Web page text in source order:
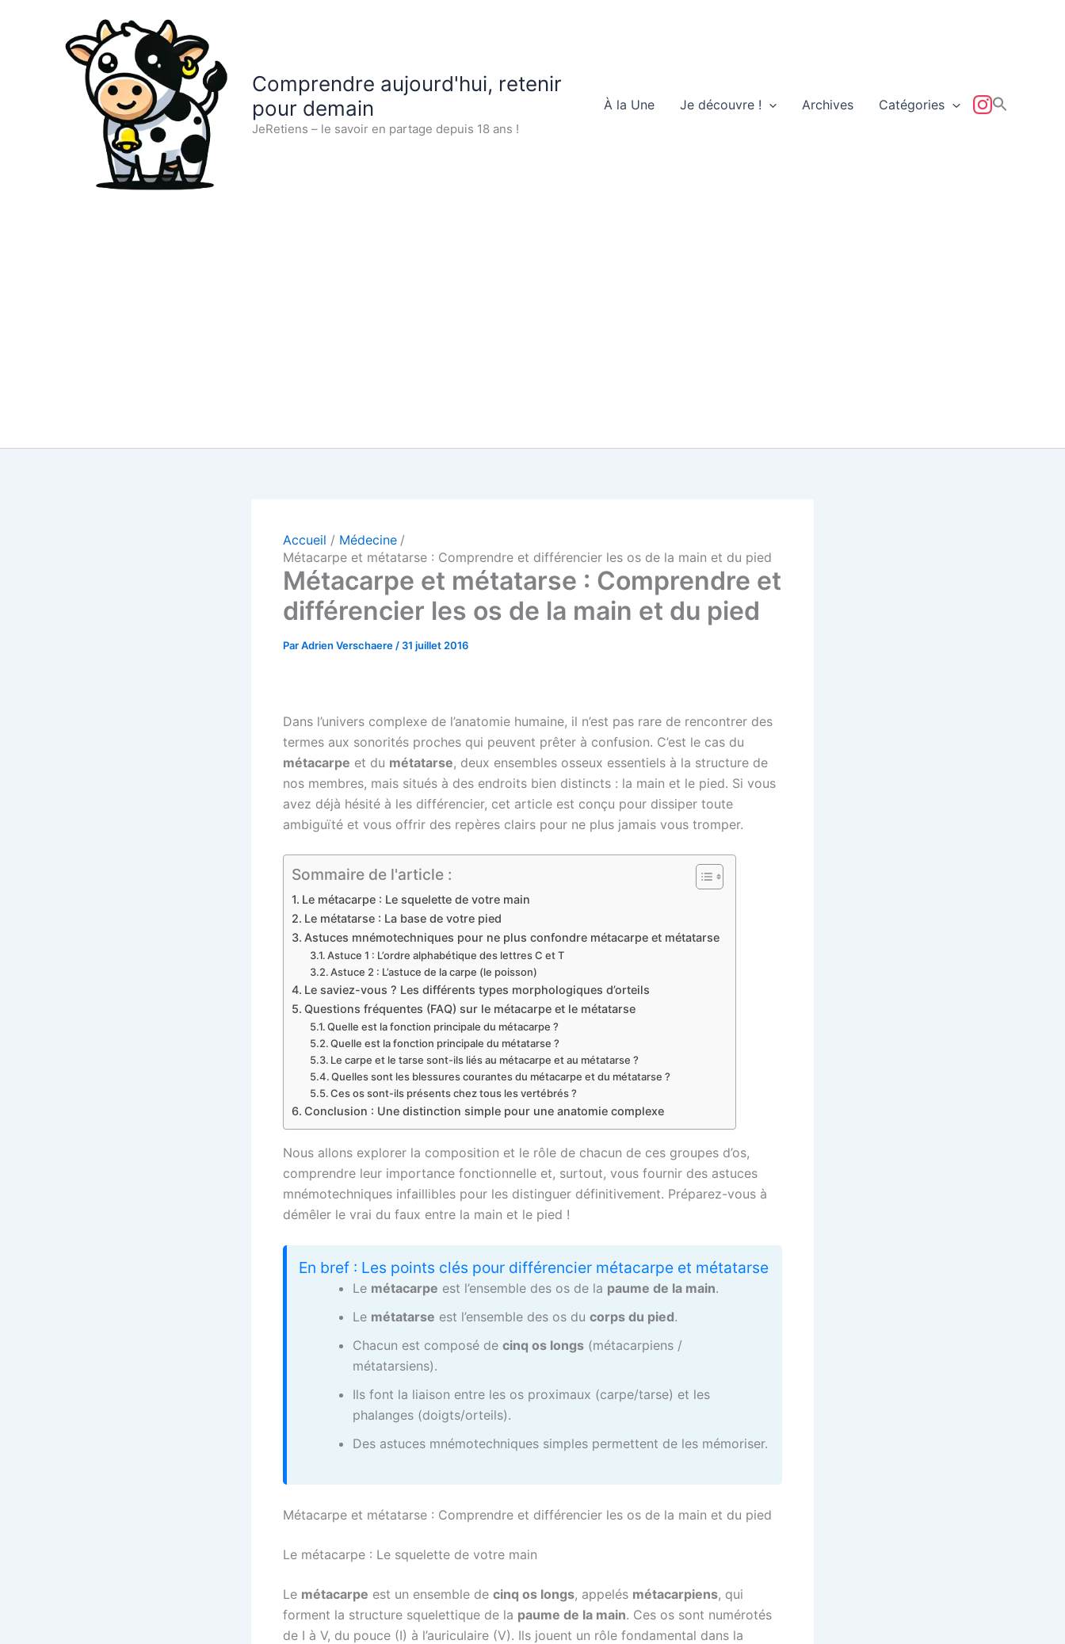
Comprendre aujourd'hui, retenir
pour demain
JeRetiens – le savoir en partage depuis 18 ans !
À la Une Je découvre ! Archives Catégories
Accueil
Médecine
Métacarpe et métatarse : Comprendre et différencier les os de la main et du pied
Métacarpe et métatarse : Comprendre et
différencier les os de la main et du pied
ParAdrien Verschaere / 31 juillet 2016
Dans l’univers complexe de l’anatomie humaine, il n’est pas rare de rencontrer des
termes aux sonorités proches qui peuvent prêter à confusion. C’est le cas du
métacarpe et du métatarse, deux ensembles osseux essentiels à la structure de
nos membres, mais situés à des endroits bien distincts : la main et le pied. Si vous
avez déjà hésité à les différencier, cet article est conçu pour dissiper toute
ambiguïté et vous offrir des repères clairs pour ne plus jamais vous tromper.
Sommaire de l'article :
Le métacarpe : Le squelette de votre main
Le métatarse : La base de votre pied
Astuces mnémotechniques pour ne plus confondre métacarpe et métatarse
Astuce 1 : L’ordre alphabétique des lettres C et T
Astuce 2 : L’astuce de la carpe (le poisson)
Le saviez-vous ? Les différents types morphologiques d’orteils
Questions fréquentes (FAQ) sur le métacarpe et le métatarse
Quelle est la fonction principale du métacarpe ?
Quelle est la fonction principale du métatarse ?
Le carpe et le tarse sont-ils liés au métacarpe et au métatarse ?
Quelles sont les blessures courantes du métacarpe et du métatarse ?
Ces os sont-ils présents chez tous les vertébrés ?
Conclusion : Une distinction simple pour une anatomie complexe
Nous allons explorer la composition et le rôle de chacun de ces groupes d’os,
comprendre leur importance fonctionnelle et, surtout, vous fournir des astuces
mnémotechniques infaillibles pour les distinguer définitivement. Préparez-vous à
démêler le vrai du faux entre la main et le pied !
En bref : Les points clés pour différencier métacarpe et métatarse
Le métacarpe est l’ensemble des os de la paume de la main.
Le métatarse est l’ensemble des os du corps du pied.
Chacun est composé de cinq os longs (métacarpiens /
métatarsiens).
Ils font la liaison entre les os proximaux (carpe/tarse) et les
phalanges (doigts/orteils).
Des astuces mnémotechniques simples permettent de les mémoriser.
Métacarpe et métatarse : Comprendre et différencier les os de la main et du pied
Le métacarpe : Le squelette de votre main
Le métacarpe est un ensemble de cinq os longs, appelés métacarpiens, qui
forment la structure squelettique de la paume de la main. Ces os sont numérotés
de I à V, du pouce (I) à l’auriculaire (V). Ils jouent un rôle fondamental dans la